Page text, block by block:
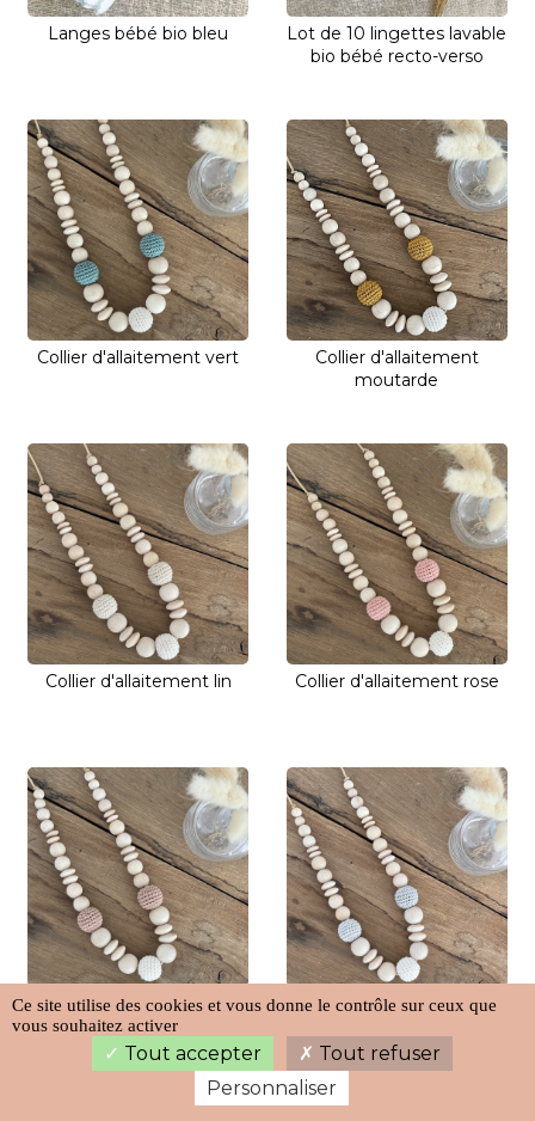
Langes bébé bio bleu
Lot de 10 lingettes lavable
bio bébé recto-verso
Collier d'allaitement vert
Collier d'allaitement
moutarde
Collier d'allaitement lin Collier d'allaitement rose
Collier d'allaitement
terracotta
Collier d'allaitement gris
Ce site utilise des cookies et vous donne le contrôle sur ceux que
vous souhaitez activer
Tout accepter
Tout refuser
Personnaliser